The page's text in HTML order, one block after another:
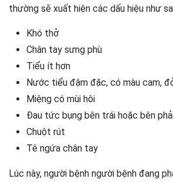
thường sẽ xuất hiện các dấu hiệu như
Khó thở
Chân tay sưng phù
Tiểu ít hơn
Nước tiểu đậm đặc, có màu cam,
Miệng có mùi hôi
Đau tức bụng bên trái hoặc bên
Chuột rút
Tê ngứa chân tay
Lúc này, người bệnh người bệnh đang